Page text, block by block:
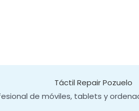
Táctil Repair Pozuelo
de móviles, tablets y